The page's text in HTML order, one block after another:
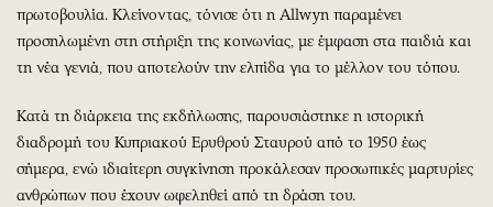
πρωτοβουλία. Κλείνοντας, τόνισε ότι η Allwyn παραμένει
προσηλωμένη στη στήριξη της κοινωνίας, με έμφαση στα παιδιά και
τη νέα γενιά, που αποτελούν την ελπίδα για το μέλλον του τόπου.
Κατά τη διάρκεια της εκδήλωσης, παρουσιάστηκε η ιστορική
διαδρομή του Κυπριακού Ερυθρού Σταυρού από το 1950 έως
σήμερα, ενώ ιδιαίτερη συγκίνηση προκάλεσαν προσωπικές μαρτυρίες
ανθρώπων που έχουν ωφεληθεί από τη δράση του.